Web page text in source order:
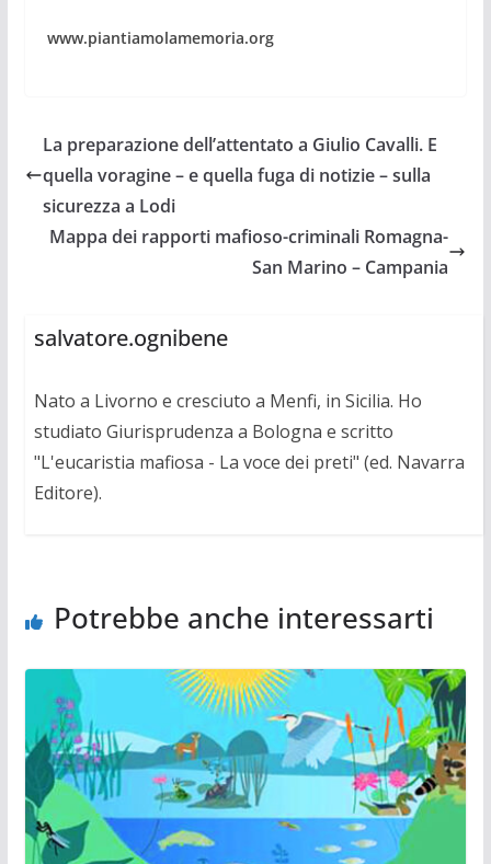
www.piantiamolamemoria.org
La preparazione dell’attentato a Giulio Cavalli. E
quella voragine – e quella fuga di notizie – sulla
sicurezza a Lodi
Mappa dei rapporti mafioso-criminali Romagna-
San Marino – Campania
salvatore.ognibene
Nato a Livorno e cresciuto a Menfi, in Sicilia. Ho
studiato Giurisprudenza a Bologna e scritto
"L'eucaristia mafiosa - La voce dei preti" (ed. Navarra
Editore).
Potrebbe anche interessarti